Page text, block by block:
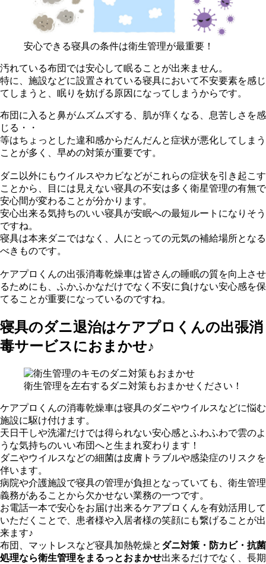
安心できる寝具の条件は衛生管理が最重要！
汚れている布団では安心して眠ることが出来ません。
特に、施設などに設置されている寝具において不安要素を感じ
てしまうと、眠りを妨げる原因になってしまうからです。
布団に入ると鼻がムズムズする、肌が痒くなる、息苦しさを感
じる・・
等はちょっとした違和感からだんだんと症状が悪化してしまう
ことが多く、早めの対策が重要です。
ダニ以外にもウイルスやカビなどがこれらの症状を引き起こす
ことから、目には見えない寝具の不安は多く衛星管理の有無で
安心間が変わることが分かります。
安心出来る気持ちのいい寝具が安眠への最短ルートになりそう
ですね。
寝具は本来ダニではなく、人にとっての元気の補給場所となる
べきものです。
ケアプロくんの出張消毒乾燥車は皆さんの睡眠の質を向上させ
るためにも、ふかふかなだけでなく不安に負けない安心感を保
てることが重要になっているのですね。
寝具のダニ退治はケアプロくんの出張消
毒サービスにおまかせ♪
衛生管理を左右するダニ対策もおまかせください！
ケアプロくんの消毒乾燥車は寝具のダニやウイルスなどに悩む
施設に駆け付けます。
天日干しや洗濯だけでは得られない安心感とふわふわで雲のよ
うな気持ちのいい布団へと生まれ変わります！
ダニやウイルスなどの細菌は皮膚トラブルや感染症のリスクを
伴います。
病院や介護施設で寝具の管理が負担となっていても、衛生管理
義務があることから欠かせない業務の一つです。
お電話一本で安心をお届け出来るケアプロくんを有効活用して
いただくことで、患者様や入居者様の笑顔にも繋げることが出
来ます♪
布団、マットレスなど寝具加熱乾燥と ダニ対策・防カビ・抗菌
処理なら衛生管理をまるっとおまかせ出来るだけでなく、長期